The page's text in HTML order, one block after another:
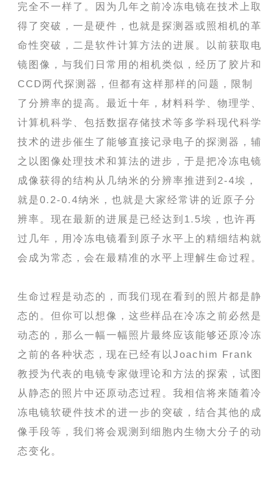
完全不一样了。因为几年之前冷冻电镜在技术上取
得了突破，一是硬件，也就是探测器或照相机的革
命性突破，二是软件计算方法的进展。以前获取电
镜图像，与我们日常用的相机类似，经历了胶片和
CCD两代探测器，但都有这样那样的问题，限制
了分辨率的提高。最近十年，材料科学、物理学、
计算机科学、包括数据存储技术等多学科现代科学
技术的进步催生了能够直接记录电子的探测器，辅
之以图像处理技术和算法的进步，于是把冷冻电镜
成像获得的结构从几纳米的分辨率推进到2-4埃，
就是0.2-0.4纳米，也就是大家经常讲的近原子分
辨率。现在最新的进展是已经达到1.5埃，也许再
过几年，用冷冻电镜看到原子水平上的精细结构就
会成为常态，会在最精准的水平上理解生命过程。
生命过程是动态的，而我们现在看到的照片都是静
态的。但你可以想像，这些样品在冷冻之前必然是
动态的，那么一幅一幅照片最终应该能够还原冷冻
之前的各种状态，现在已经有以Joachim Frank
教授为代表的电镜专家做理论和方法的探索，试图
从静态的照片中还原动态过程。我相信将来随着冷
冻电镜软硬件技术的进一步的突破，结合其他的成
像手段等，我们将会观测到细胞内生物大分子的动
态变化。